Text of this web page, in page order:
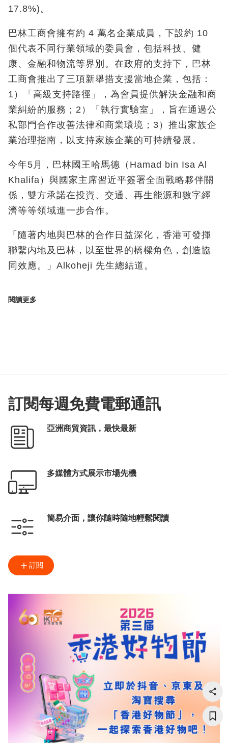
17.8%)。
巴林工商會擁有約 4 萬名企業成員，下設約 10
個代表不同行業領域的委員會，包括科技、健
康、金融和物流等界別。在政府的支持下，巴林
工商會推出了三項新舉措支援當地企業，包括：
1）「高級支持路徑」，為會員提供解決金融和商
業糾紛的服務；2）「執行實驗室」，旨在通過公
私部門合作改善法律和商業環境；3）推出家族企
業治理指南，以支持家族企業的可持續發展。
今年5月，巴林國王哈馬德（Hamad bin Isa Al
Khalifa）與國家主席習近平簽署全面戰略夥伴關
係，雙方承諾在投資、交通、再生能源和數字經
濟等等領域進一步合作。
「隨著内地與巴林的合作日益深化，香港可發揮
聯繫内地及巴林，以至世界的橋樑角色，創造協
同效應。 」Alkoheji 先生總結道。
閱讀更多
訂閱每週免費電郵通訊
亞洲商貿資訊，最快最新
多媒體方式展示市場先機
簡易介面，讓你隨時隨地輕鬆閱讀
訂閱